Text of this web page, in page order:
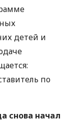
детей и
по
снова начал